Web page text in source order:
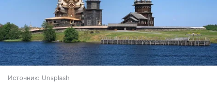
Источник: Unsplash